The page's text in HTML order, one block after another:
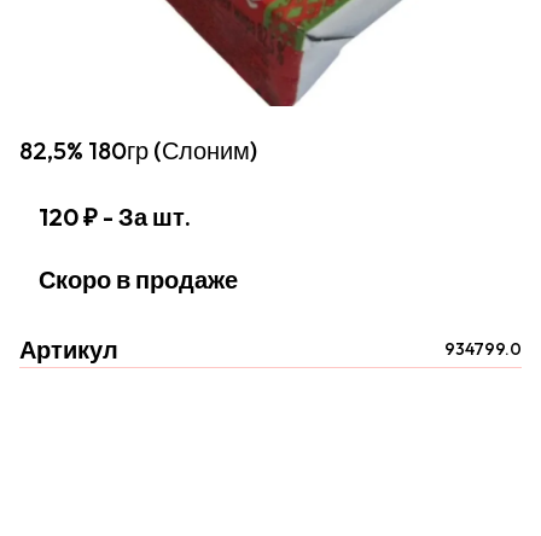
82,5% 180гр (Слоним)
120 ₽ - За шт.
Скоро в продаже
Артикул 934799.0